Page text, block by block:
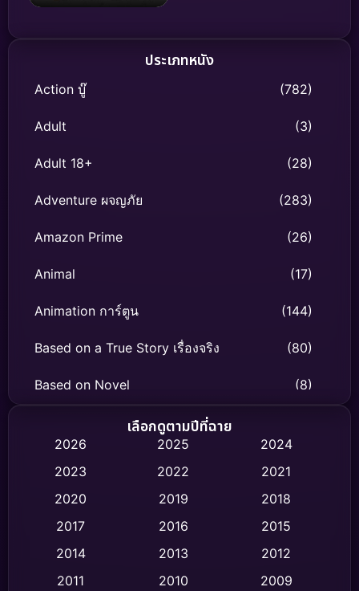
ประเภทหนัง
Action บู๊ (782)
Adult (3)
Adult 18+ (28)
Adventure ผจญภัย (283)
Amazon Prime (26)
Animal (17)
Animation การ์ตูน (144)
Based on a True Story เรื่องจริง (80)
Based on Novel (8)
Biography ชีวิตจริง
Classic หนังคลาสสิก (47)
Comedy ตลก (456)
เลือกดูตามปีที่ฉาย
2026 2025
2024
2023
2022
2021
2020
2019
2018
2017
2016
2015
2014
2013
2012
2011
2010
2009